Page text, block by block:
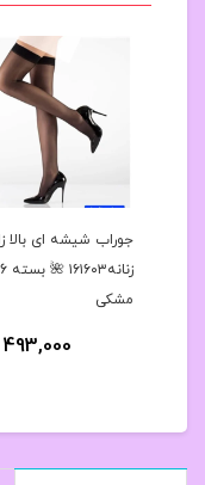
جوراب شیشه ای بالا
مشکی
493,000